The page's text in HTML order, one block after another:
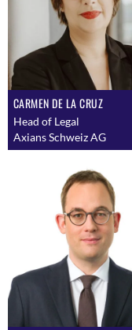
CARMEN DE LA CRUZ
Head of Legal
Axians Schweiz AG